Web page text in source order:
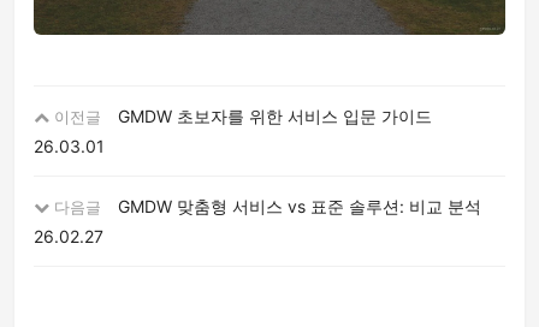
이전글
GMDW 초보자를 위한 서비스 입문 가이드
26.03.01
다음글
GMDW 맞춤형 서비스 vs 표준 솔루션: 비교 분석
26.02.27